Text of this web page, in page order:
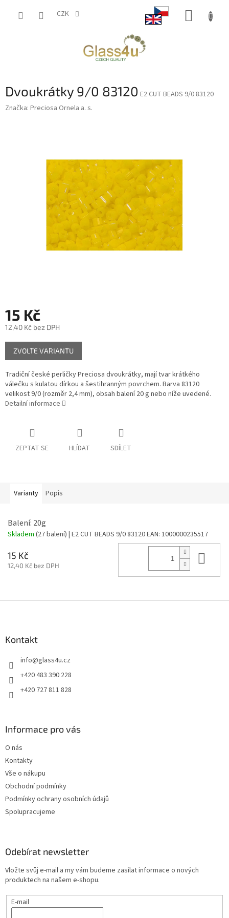
CZK
Dvoukrátky 9/0 83120 E2 CUT BEADS 9/0 83120
Značka: Preciosa Ornela a. s.
15 Kč
12,40 Kč bez DPH
Měrná
cena:
ZVOLTE VARIANTU
Tradiční české perličky Preciosa dvoukrátky, mají tvar krátkého
válečku s kulatou dírkou a šestihranným povrchem. Barva 83120
velikost 9/0 (rozměr 2,4 mm), obsah balení 20 g nebo níže uvedené.
Detailní informace
ZEPTAT SE HLÍDAT SDÍLET
Varianty Popis
Balení: 20g
Skladem (27 balení) | E2 CUT BEADS 9/0 83120EAN: 1000000235517
15 Kč
12,40 Kč bez DPH
Kontakt
info@glass4u.cz
+420 483 390 228
+420 727 811 828
Informace pro vás
O nás
Kontakty
Vše o nákupu
Obchodní podmínky
Podmínky ochrany osobních údajů
Spolupracujeme
Odebírat newsletter
Vložte svůj e-mail a my vám budeme zasílat informace o nových
produktech na našem e-shopu.
E-mail